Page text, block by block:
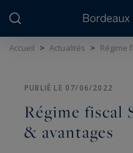
Accueil > Actualités > Régime
PUBLIÉ LE 07/06/2022
Régime
& avantages